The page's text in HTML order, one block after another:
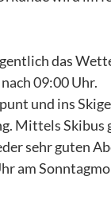
das
09:00 Uhr.
und ins
Mittels Skibus
sehr guten
am